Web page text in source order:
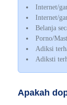
Internet/
Internet/
Belanja
Porno/
Adiksi
Adiksti
Apakah